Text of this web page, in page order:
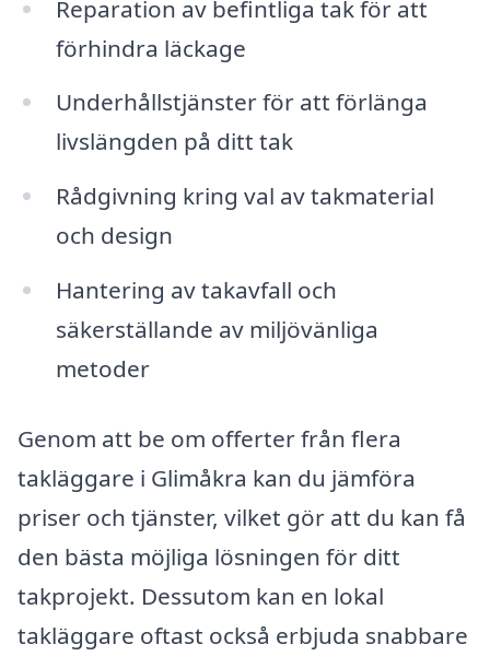
Reparation av befintliga tak för att
förhindra läckage
Underhållstjänster för att förlänga
livslängden på ditt tak
Rådgivning kring val av takmaterial
och design
Hantering av takavfall och
säkerställande av miljövänliga
metoder
Genom att be om offerter från flera
takläggare i Glimåkra kan du jämföra
priser och tjänster, vilket gör att du kan få
den bästa möjliga lösningen för ditt
takprojekt. Dessutom kan en lokal
takläggare oftast också erbjuda snabbare